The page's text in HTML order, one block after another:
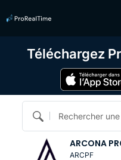
Rechercher
ARCONA
ARCPF
Téléchargez